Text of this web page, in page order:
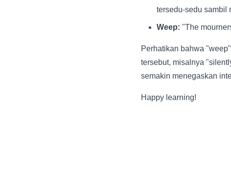
tersedu-sedu sambil
Weep: "The
Perhatikan bahwa
tersebut, misalnya
semakin menegaskan
Happy learning!